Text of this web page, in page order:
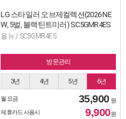
LG 스타일러 오브제컬렉션(2026 NE
W, 5벌, 블랙틴트미러) SC5GMR4ES
올뉴 / SC5GMR4ES
방문관리
3년 4년 5년 6년
월 요금 35,900 원
제휴카드 사용시
9,900원